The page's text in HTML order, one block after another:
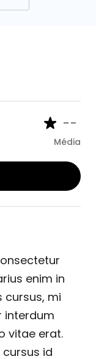
--
Média
enim in
cursus, mi
interdum
vitae erat.
id